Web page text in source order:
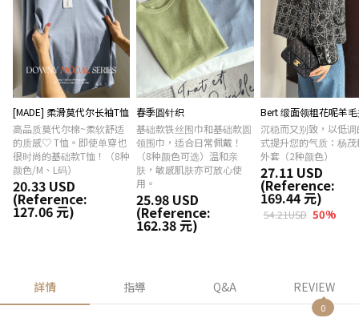
[MADE] 柔滑莫代尔长袖T恤
高品质莫代尔棉~柔软舒适
的质感♡ T恤。即使单穿也
很时尚的基础款T恤！（8种
颜色/M、L码）
20.33 USD
(Reference:
127.06 元)
春季圆针织
基础款铁丝围巾和基础款圆
领围巾，适合日常佩戴！
（8种颜色可选）温和亲
肤，敏感肌肤亦可放心使
用。
25.98 USD
(Reference:
162.38 元)
Bert 缎面领粗花呢羊
沉稳而又别致，以低调
式提升您的气质：杨茂
外套（2种颜色）
27.11 USD
(Reference:
169.44 元)
54.21USD 50%
詳情 指導 Q&A REVIEW
0